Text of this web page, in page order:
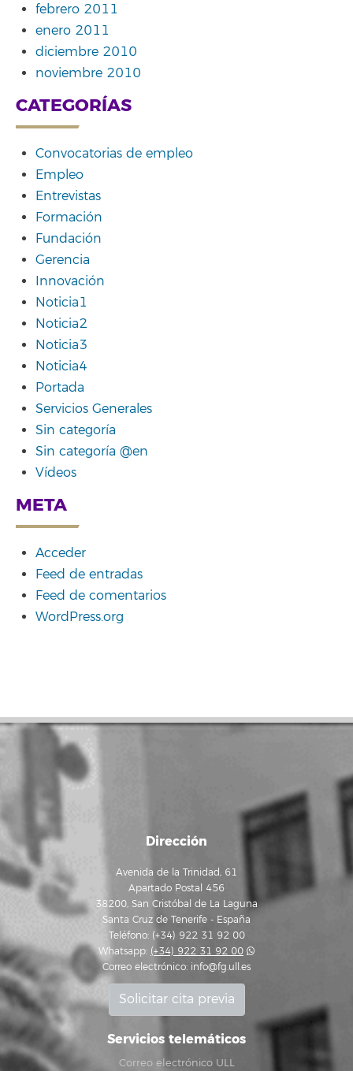
febrero 2011
enero 2011
diciembre 2010
noviembre 2010
CATEGORÍAS
Convocatorias de empleo
Empleo
Entrevistas
Formación
Fundación
Gerencia
Innovación
Noticia1
Noticia2
Noticia3
Noticia4
Portada
Servicios Generales
Sin categoría
Sin categoría @en
Vídeos
META
Acceder
Feed de entradas
Feed de comentarios
WordPress.org
Dirección
Avenida de la Trinidad, 61
Apartado Postal 456
38200, San Cristóbal de La Laguna
Santa Cruz de Tenerife - España
Teléfono: (+34) 922 31 92 00
Whatsapp: (+34) 922 31 92 00
Correo electrónico: info@fg.ull.es
Solicitar cita previa
Servicios telemáticos
Correo electrónico ULL